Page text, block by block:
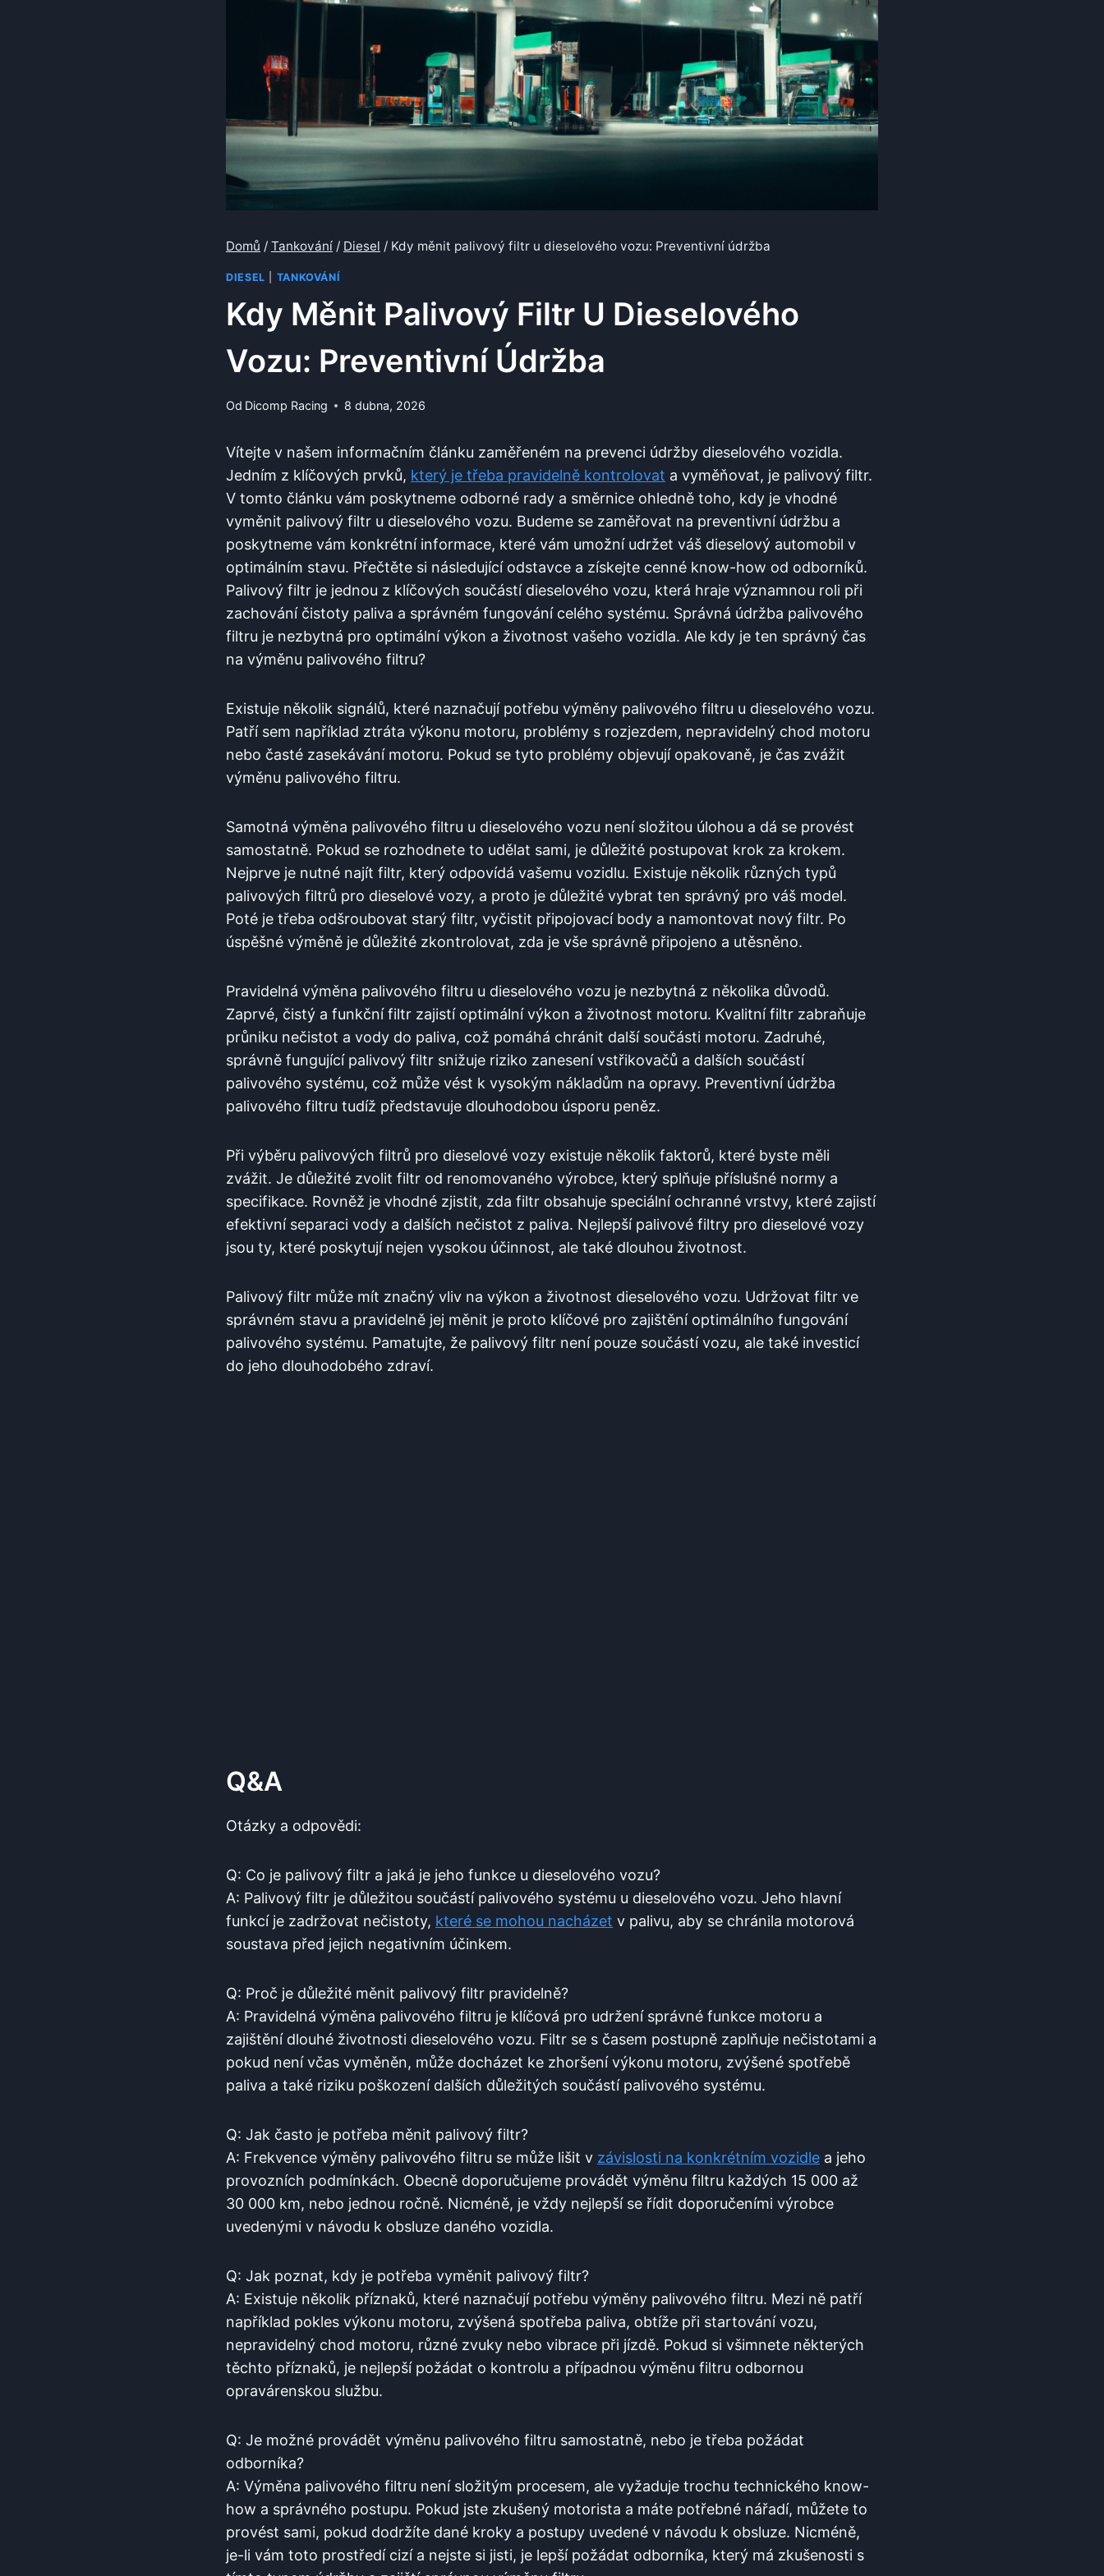
Domů / Tankování / Diesel / Kdy měnit palivový filtr u dieselového vozu: Preventivní údržba
DIESEL TANKOVÁNÍ
Kdy Měnit Palivový Filtr U Dieselového
Vozu: Preventivní Údržba
Od Dicomp Racing 8 dubna, 2026
Vítejte ⁤v našem ⁢informačním článku zaměřeném​ na prevenci údržby​ dieselového vozidla.⁢
Jedním z‌ klíčových prvků, který je třeba ⁢pravidelně kontrolovat a‌ vyměňovat, je palivový filtr.
V tomto článku vám poskytneme odborné⁢ rady a směrnice ohledně toho, kdy je vhodné
vyměnit palivový filtr u dieselového vozu. Budeme se zaměřovat na preventivní údržbu a‍
poskytneme vám konkrétní informace,⁣ které ‌vám umožní ⁤udržet ​váš dieselový ‌automobil v⁣
optimálním stavu. Přečtěte si následující odstavce a získejte cenné know-how od odborníků.‍
Palivový filtr je jednou z klíčových součástí dieselového vozu, která hraje významnou roli ‌při
zachování⁣ čistoty paliva a správném‍ fungování celého systému. ​Správná ⁤údržba‌ palivového
filtru​ je nezbytná‌ pro optimální výkon a životnost vašeho vozidla. Ale kdy je ten správný‌ čas ​
na ‍výměnu palivového filtru?
Existuje ‌několik ‍signálů, které naznačují ​potřebu‍ výměny palivového filtru u dieselového vozu.
Patří​ sem například⁣ ztráta výkonu ⁤motoru, problémy s rozjezdem,⁤ nepravidelný chod motoru
nebo⁢ časté zasekávání motoru. Pokud se tyto ‌problémy objevují opakovaně, ‌je čas zvážit
výměnu⁣ palivového filtru.
Samotná ​výměna palivového ‍filtru u‍ dieselového vozu není složitou úlohou a dá se provést
samostatně.​ Pokud‍ se rozhodnete to udělat ⁣sami,⁤ je důležité postupovat krok za‍ krokem.
Nejprve je nutné najít filtr, který‍ odpovídá‌ vašemu vozidlu. Existuje několik různých typů
palivových⁤ filtrů pro dieselové vozy, a proto ‌je důležité vybrat‌ ten ‌správný pro váš model.
Poté⁣ je třeba odšroubovat starý filtr, vyčistit připojovací body a namontovat nový filtr. ⁣Po
⁤úspěšné výměně je ⁤důležité zkontrolovat, zda je vše správně připojeno a utěsněno.
Pravidelná výměna palivového filtru u ​dieselového vozu je nezbytná z několika důvodů.
Zaprvé, čistý a funkční filtr zajistí optimální výkon⁤ a životnost motoru. Kvalitní filtr ⁢zabraňuje
průniku nečistot a vody do paliva, což pomáhá chránit další‍ součásti motoru. Zadruhé,
správně ⁤fungující palivový filtr⁢ snižuje riziko zanesení ‍vstřikovačů a​ dalších​ součástí‌
palivového systému, což ‌může vést k ⁤vysokým nákladům na opravy. Preventivní údržba
palivového filtru tudíž představuje dlouhodobou ⁢úsporu ⁣peněz.
Při výběru palivových filtrů pro dieselové vozy existuje ‍několik faktorů, které byste měli
zvážit. Je důležité zvolit filtr od renomovaného výrobce, ​který splňuje příslušné normy a
specifikace. Rovněž je vhodné zjistit, zda filtr obsahuje speciální ochranné ‍vrstvy, které ‍zajistí
efektivní separaci‌ vody a dalších nečistot z​ paliva. Nejlepší palivové filtry⁣ pro⁣ dieselové vozy
jsou‌ ty, které poskytují ​nejen vysokou účinnost, ale také dlouhou životnost.
Palivový filtr může ⁢mít značný vliv na výkon a životnost dieselového vozu. Udržovat filtr ve
správném stavu a pravidelně jej ​měnit je proto klíčové pro zajištění optimálního​ fungování
palivového systému. ⁢Pamatujte, ‍že palivový filtr není pouze součástí vozu,⁣ ale také investicí
do⁢ jeho dlouhodobého‍ zdraví.
Q&A
Otázky a odpovědi: ⁤
Q: Co⁢ je palivový filtr a jaká je⁤ jeho funkce u dieselového vozu?
A:⁣ Palivový filtr je důležitou součástí⁣ palivového systému u dieselového vozu. Jeho hlavní
funkcí je⁢ zadržovat⁢ nečistoty, které se mohou​ nacházet ‌v palivu, ‍aby ‌se chránila motorová
soustava před jejich negativním ⁤účinkem.
Q: Proč je důležité měnit palivový filtr ⁤pravidelně?
A: Pravidelná výměna palivového⁣ filtru‍ je klíčová ‍pro ‍udržení správné funkce motoru ‍a
zajištění​ dlouhé životnosti dieselového vozu. Filtr se s‍ časem postupně zaplňuje nečistotami a
​pokud​ není včas vyměněn, může ⁣docházet ⁤ke zhoršení výkonu motoru, zvýšené spotřebě
paliva a také riziku poškození dalších důležitých​ součástí palivového systému.
Q: Jak často je potřeba ‌měnit palivový filtr?
A: Frekvence výměny palivového ⁤filtru se⁤ může lišit‍ v závislosti na konkrétním ​vozidle a jeho​
provozních‌ podmínkách. Obecně doporučujeme provádět výměnu filtru ‍každých ‍15 000 až
30 000 km, ⁢nebo ⁢jednou‍ ročně. Nicméně, je vždy nejlepší se řídit doporučeními výrobce
uvedenými v návodu k obsluze daného vozidla.
Q: Jak poznat, kdy je potřeba vyměnit palivový filtr?
A: Existuje několik příznaků, které naznačují ⁣potřebu výměny palivového filtru. Mezi ně patří
například pokles výkonu motoru, zvýšená‌ spotřeba paliva, obtíže při‍ startování vozu,
⁣nepravidelný​ chod motoru, různé zvuky nebo ⁢vibrace⁣ při ‌jízdě.‍ Pokud si všimnete ⁢některých
těchto příznaků, je nejlepší požádat o kontrolu ‌a případnou výměnu filtru odbornou
opravárenskou službu.
Q:​ Je možné provádět výměnu​ palivového filtru ​samostatně, nebo je třeba ‌požádat
odborníka?
A: Výměna palivového filtru není složitým procesem, ale vyžaduje trochu technického know-
how a správného postupu. ⁢Pokud jste‍ zkušený motorista a máte potřebné nářadí, můžete to
⁤provést sami, pokud dodržíte dané kroky a postupy ‍uvedené v návodu k⁤ obsluze. ⁣Nicméně,
je-li vám toto prostředí cizí a nejste​ si jisti, je​ lepší požádat odborníka, který má zkušenosti s